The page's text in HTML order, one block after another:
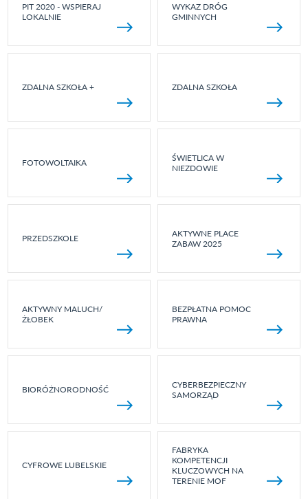
PIT 2020 - WSPIERAJ
LOKALNIE
WYKAZ DRÓG
GMINNYCH
ZDALNA SZKOŁA + ZDALNA SZKOŁA
FOTOWOLTAIKA
ŚWIETLICA W
NIEZDOWIE
PRZEDSZKOLE
AKTYWNE PLACE
ZABAW 2025
AKTYWNY MALUCH/
ŻŁOBEK
BEZPŁATNA POMOC
PRAWNA
BIORÓŻNORODNOŚĆ
CYBERBEZPIECZNY
SAMORZĄD
CYFROWE LUBELSKIE
FABRYKA
KOMPETENCJI
KLUCZOWYCH NA
TERENIE MOF